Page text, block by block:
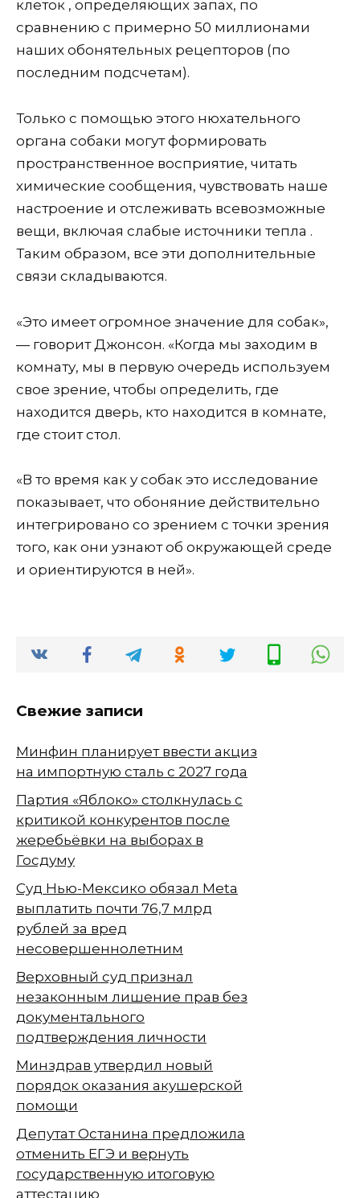
клеток , определяющих запах, по
сравнению с примерно 50 миллионами
наших обонятельных рецепторов (по
последним подсчетам).
Только с помощью этого нюхательного
органа собаки могут формировать
пространственное восприятие, читать
химические сообщения, чувствовать наше
настроение и отслеживать всевозможные
вещи, включая слабые источники тепла .
Таким образом, все эти дополнительные
связи складываются.
«Это имеет огромное значение для собак»,
— говорит Джонсон. «Когда мы заходим в
комнату, мы в первую очередь используем
свое зрение, чтобы определить, где
находится дверь, кто находится в комнате,
где стоит стол.
«В то время как у собак это исследование
показывает, что обоняние действительно
интегрировано со зрением с точки зрения
того, как они узнают об окружающей среде
и ориентируются в ней».
Свежие записи
Минфин планирует ввести акциз
на импортную сталь с 2027 года
Партия «Яблоко» столкнулась с
критикой конкурентов после
жеребьёвки на выборах в
Госдуму
Суд Нью-Мексико обязал Meta
выплатить почти 76,7 млрд
рублей за вред
несовершеннолетним
Верховный суд признал
незаконным лишение прав без
документального
подтверждения личности
Минздрав утвердил новый
порядок оказания акушерской
помощи
Депутат Останина предложила
отменить ЕГЭ и вернуть
государственную итоговую
аттестацию